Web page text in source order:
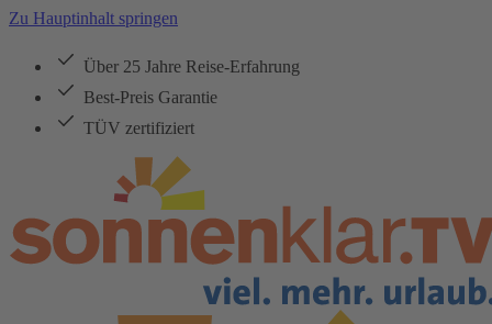
Zu Hauptinhalt springen
Über 25 Jahre Reise-Erfahrung
Best-Preis Garantie
TÜV zertifiziert